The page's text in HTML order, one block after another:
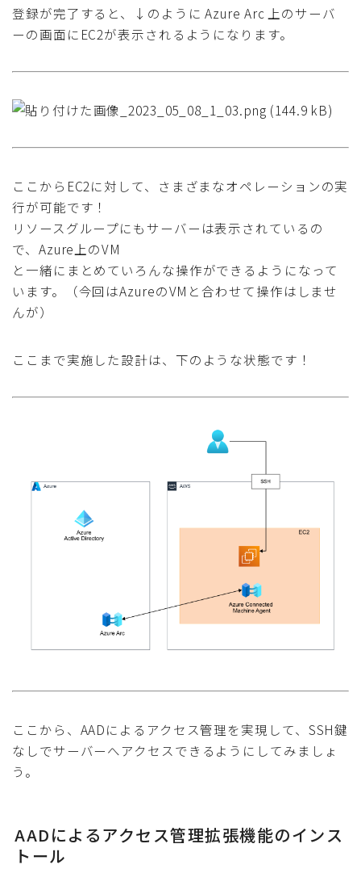
登録が完了すると、↓のように Azure Arc 上のサーバ
ーの画面にEC2が表示されるようになります。
ここからEC2に対して、さまざまなオペレーションの実
行が可能です！
リソースグループにもサーバーは表示されているの
で、Azure上のVM
と一緒にまとめていろんな操作ができるようになって
います。（今回はAzureのVMと合わせて操作はしませ
んが）
ここまで実施した設計は、下のような状態です！
ここから、AADによるアクセス管理を実現して、SSH鍵
なしでサーバーへアクセスできるようにしてみましょ
う。
AADによるアクセス管理拡張機能のインス
トール